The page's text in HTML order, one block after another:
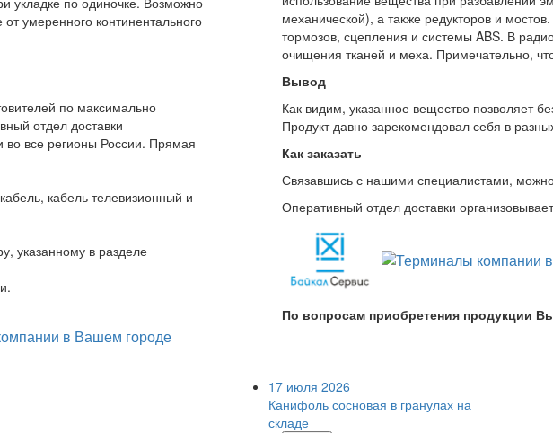
умеренного континентального
по максимально
отдел доставки
во все регионы России. Прямая
кабель телевизионный и
указанному в разделе
механической), а также редукторов и
тормозов, сцепления и системы ABS. В
очищения тканей и меха. Примечательно,
Вывод
Как видим, указанное вещество позволяет
Продукт давно зарекомендовал себя в
Как заказать
Связавшись с нашими специалистами,
Оперативный отдел доставки
По вопросам приобретения продукции
17 июля 2026
Канифоль сосновая в гранулах на
складе